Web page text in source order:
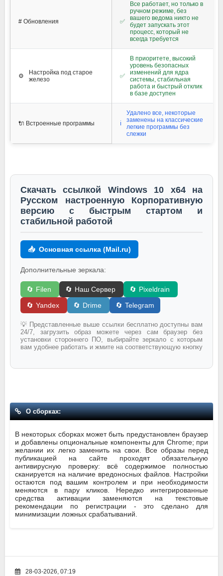
#️ Обновления ✅
Все работает, но только в
ручном режиме, без
вашего ведома никто не
будет запускать этот
процесс, который не
всегда требуется
⚙️
Настройка под старое
железо
✅
В приоритете, высокий
уровень безопасных
изменений для ядра
системы, стабильная
работа и быстрый отклик
в базе доступен
🔌 Встроенные программы ℹ️
Удалено все, некоторые
заменены на классические
легкие программы без
слежки
Скачать ссылкой Windows 10 x64 на
Русском настроенную Корпоративную
версию с быстрым стартом и
стабильной работой
📥 Основная ссылка (Mail.ru)
Дополнительные зеркала:
🔄 Filen 🔄 Наш Сервер 🔄 Pixeldrain
🔄 Yandex 🔄 Drime 🔄 Telegram
💡 Представленные выше ссылки бесплатно доступны вам
24/7, загрузить образ можете через сам браузер без
установки стороннего ПО, выбирайте зеркало с которым
вам удобнее работать и жмите на соответствующую кнопку
О сборках:
В некоторых сборках может быть предустановлен браузер
и добавлены опциональные компоненты для Chrome; при
желании их легко заменить на свои. Все образы перед
публикацией на сайте проходят обязательную
антивирусную проверку: всё содержимое полностью
сканируется на наличие вредоносных файлов. Настройки
остаются под вашим контролем и при необходимости
меняются в пару кликов. Нередко интегрированные
средства активации заменяются на текстовые
рекомендации по регистрации - это сделано для
минимизации ложных срабатываний.
28-03-2026, 07:19